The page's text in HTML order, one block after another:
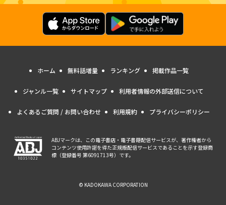
ホーム 無料話増量 ランキング 掲載作品一覧
ジャンル一覧 サイトマップ 利用者情報の外部送信について
よくあるご質問 / お問い合わせ 利用規約 プライバシーポリシー
ABJマークは、この電子書店・電子書籍配信サービスが、著作権者から
コンテンツ使用許諾を得た正規版配信サービスであることを示す登録商
標（登録番号 第6091713号）です。
© KADOKAWA CORPORATION